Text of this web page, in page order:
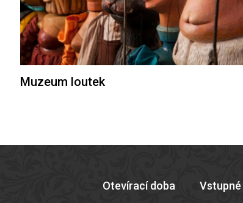
Muzeum loutek
Otevírací doba Vstupné